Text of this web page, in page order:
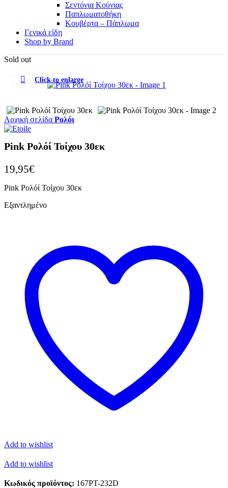
Σεντόνια Κούνιας
Παπλωματοθήκη
Κουβέρτα – Πάπλωμα
Γενικά είδη
Shop by Brand
Sold out
Click to enlarge
Αρχική σελίδα Ρολόι
Pink Ρολόί Τοίχου 30εκ
19,95€
Pink Ρολόί Τοίχου 30εκ
Εξαντλημένο
Add to wishlist
Add to wishlist
Κωδικός προϊόντος: 167PT-232D